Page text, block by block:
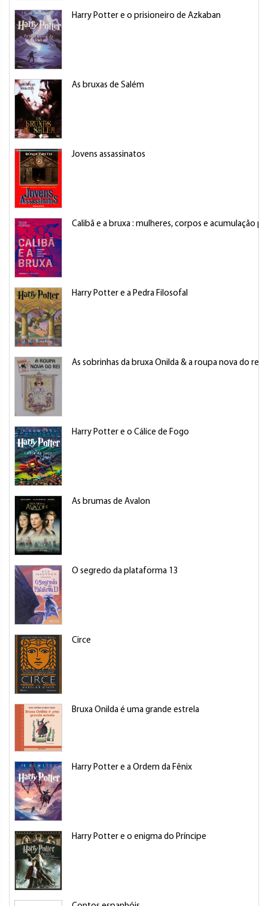
Harry Potter e o prisioneiro de Azkaban
As bruxas de Salém
Jovens assassinatos
Calibã e a bruxa : mulheres, corpos e acumulação
Harry Potter e a Pedra Filosofal
As sobrinhas da bruxa Onilda & a roupa nova do rei
Harry Potter e o Cálice de Fogo
As brumas de Avalon
O segredo da plataforma 13
Circe
Bruxa Onilda é uma grande estrela
Harry Potter e a Ordem da Fênix
Harry Potter e o enigma do Príncipe